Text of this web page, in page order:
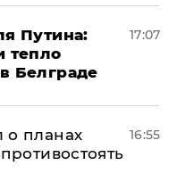
Путина:
тепло
Белграде
17:07
о планах
16:55